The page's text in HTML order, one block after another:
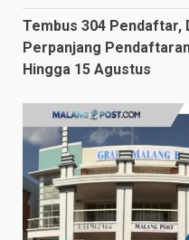
Tembus 304 Pendaftar,
Perpanjang
Hingga 15 Agustus